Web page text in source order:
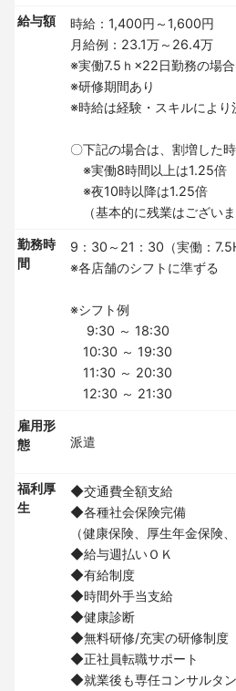
給与額
時給：1,400円～1,600円
月給例：23.1万～26.4万
※実働7.5ｈ×22日勤務の場合
※研修期間あり
※時給は経験・スキルにより
〇下記の場合は、割増した
※実働8時間以上は1.25倍
※夜10時以降は1.25倍
（基本的に残業はございま
勤務時
間
9：30～21：30（実働：
※各店舗のシフトに準ずる
※シフト例
9:30 ～ 18:30
10:30 ～ 19:30
11:30 ～ 20:30
12:30 ～ 21:30
雇用形
態
派遣
福利厚
生
◆交通費全額支給
◆各種社会保険完備
（健康保険、厚生年金保険
◆給与週払いＯＫ
◆有給制度
◆時間外手当支給
◆健康診断
◆無料研修/充実の研修制度
◆正社員転職サポート
◆就業後も専任コンサルタ